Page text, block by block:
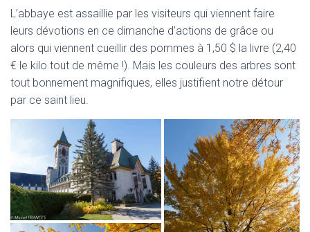
L’abbaye est assaillie par les visiteurs qui viennent faire
leurs dévotions en ce dimanche d’actions de grâce ou
alors qui viennent cueillir des pommes à 1,50 $ la livre (2,40
€ le kilo tout de même !). Mais les couleurs des arbres sont
tout bonnement magnifiques, elles justifient notre détour
par ce saint lieu.